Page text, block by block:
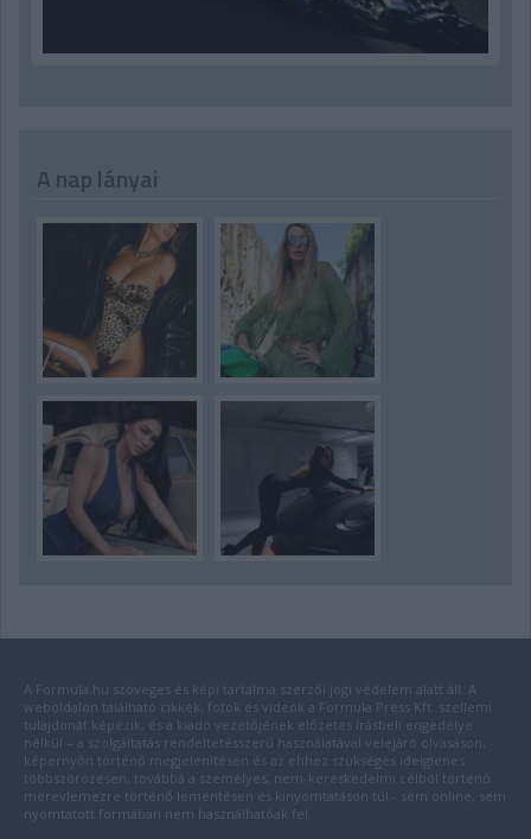
A nap lányai
A Formula.hu szöveges és képi tartalma szerzői jogi védelem alatt áll. A
weboldalon található cikkek, fotók és videók a Formula Press Kft. szellemi
tulajdonát képezik, és a kiadó vezetőjének előzetes írásbeli engedélye
nélkül – a szolgáltatás rendeltetésszerű használatával velejáró olvasáson,
képernyőn történő megjelenítésen és az ehhez szükséges ideiglenes
többszörözésen, továbbá a személyes, nem-kereskedelmi célból történő
merevlemezre történő lementésen és kinyomtatáson túl - sem online, sem
nyomtatott formában nem használhatóak fel.